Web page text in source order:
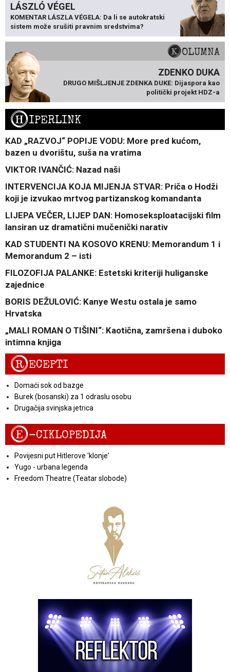
LÁSZLÓ VÉGEL
KOMENTAR LÁSZLA VÉGELA: Da li se autokratski
sistem može srušiti pravnim sredstvima?
KOLUMNA
ZDENKO DUKA
DRUGO MIŠLJENJE ZDENKA DUKE: Dijaspora kao
politički projekt HDZ-a
HIPERLINK
KAD „RAZVOJ“ POPIJE VODU: More pred kućom,
bazen u dvorištu, suša na vratima
VIKTOR IVANČIĆ: Nazad naši
INTERVENCIJA KOJA MIJENJA STVAR: Priča o Hodži
koji je izvukao mrtvog partizanskog komandanta
LIJEPA VEČER, LIJEP DAN: Homoseksploatacijski film
lansiran uz dramatični mučenički narativ
KAD STUDENTI NA KOSOVO KRENU: Memorandum 1 i
Memorandum 2 – isti
FILOZOFIJA PALANKE: Estetski kriteriji huliganske
zajednice
BORIS DEŽULOVIĆ: Kanye Westu ostala je samo
Hrvatska
„MALI ROMAN O TIŠINI“: Kaotična, zamršena i duboko
intimna knjiga
RECEPTI
Domaći sok od bazge
Burek (bosanski) za 1 odraslu osobu
Drugačija svinjska jetrica
E-CIKLOPEDIJA
Povijesni put Hitlerove 'klonje'
Yugo - urbana legenda
Freedom Theatre (Teatar slobode)